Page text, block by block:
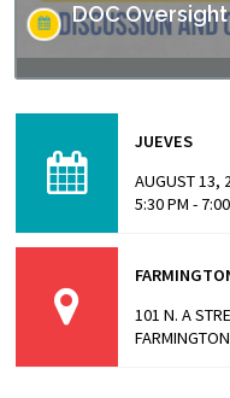
DOC
those who are
JUEVES
AUGUST 13,
5:30 PM -
101 N. A